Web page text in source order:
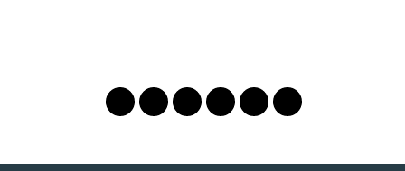
Lien vers le profil Mastodon
Lien vers le profil Bluesky
Lien vers le profil Instagram
Lien vers le profil Linkedin
Lien vers le profil
Lien vers le profil